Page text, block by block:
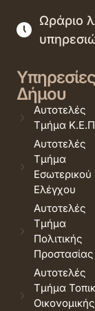
Ωράριο
Υπηρεσίες
Δήμου
Αυτοτελές
Τμήμα
Αυτοτελές
Τμήμα
Εσωτερικού
Ελέγχου
Αυτοτελές
Τμήμα
Πολιτικής
Προστασίας
Αυτοτελές
Τμήμα
Οικονομικής